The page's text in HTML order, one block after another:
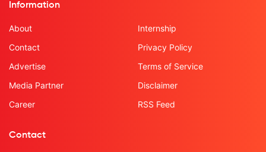
Information
About
Contact
Advertise
Media Partner
Career
Internship
Privacy Policy
Terms of Service
Disclaimer
RSS Feed
Contact